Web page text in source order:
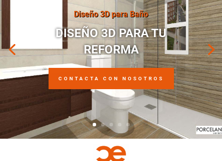
Diseño 3D para Baño
DISEÑO 3D PARA TU
REFORMA
CONTACTA CON NOSOTROS